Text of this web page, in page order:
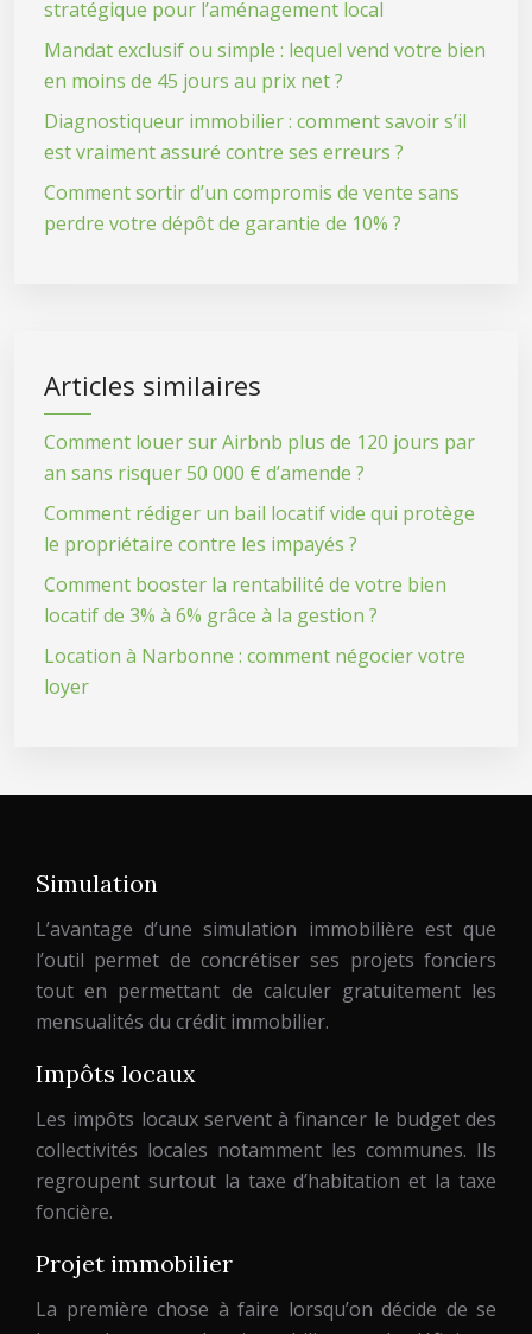
stratégique pour l’aménagement local
Mandat exclusif ou simple : lequel vend votre bien
en moins de 45 jours au prix net ?
Diagnostiqueur immobilier : comment savoir s’il
est vraiment assuré contre ses erreurs ?
Comment sortir d’un compromis de vente sans
perdre votre dépôt de garantie de 10% ?
Articles similaires
Comment louer sur Airbnb plus de 120 jours par
an sans risquer 50 000 € d’amende ?
Comment rédiger un bail locatif vide qui protège
le propriétaire contre les impayés ?
Comment booster la rentabilité de votre bien
locatif de 3% à 6% grâce à la gestion ?
Location à Narbonne : comment négocier votre
loyer
Simulation
L’avantage d’une simulation immobilière est que
l’outil permet de concrétiser ses projets fonciers
tout en permettant de calculer gratuitement les
mensualités du crédit immobilier.
Impôts locaux
Les impôts locaux servent à financer le budget des
collectivités locales notamment les communes. Ils
regroupent surtout la taxe d’habitation et la taxe
foncière.
Projet immobilier
La première chose à faire lorsqu’on décide de se